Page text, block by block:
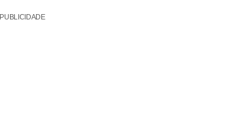
PUBLICIDADE